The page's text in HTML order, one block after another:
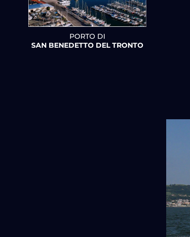
PORTO DI
SAN BENEDETTO DEL TRONTO